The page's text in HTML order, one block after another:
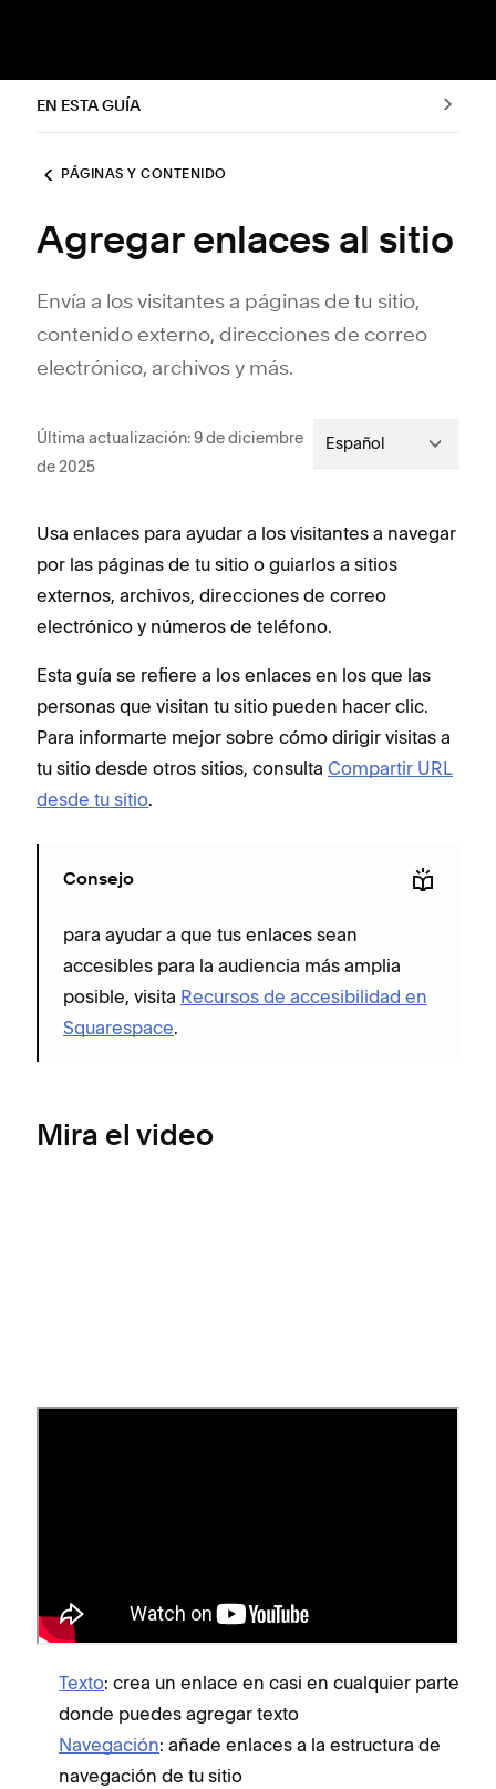
EN ESTA GUÍA
PÁGINAS Y CONTENIDO
Agregar enlaces al sitio
Envía a los visitantes a páginas de tu sitio,
contenido externo, direcciones de correo
electrónico, archivos y más.
Última actualización: 9 de diciembre
de 2025
Español
Usa enlaces para ayudar a los visitantes a navegar
por las páginas de tu sitio o guiarlos a sitios
externos, archivos, direcciones de correo
electrónico y números de teléfono.
Esta guía se refiere a los enlaces en los que las
personas que visitan tu sitio pueden hacer clic.
Para informarte mejor sobre cómo dirigir visitas a
tu sitio desde otros sitios, consulta Compartir URL
desde tu sitio.
Consejo
para ayudar a que tus enlaces sean
accesibles para la audiencia más amplia
posible, visita Recursos de accesibilidad en
Squarespace.
Mira el video
añadir varios tipos de enlaces, consulta la guía
correspondiente:
Texto: crea un enlace en casi en cualquier parte
donde puedes agregar texto
Navegación: añade enlaces a la estructura de
navegación de tu sitio